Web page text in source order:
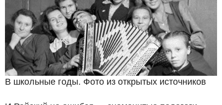
В школьные годы. Фото из открытых источников